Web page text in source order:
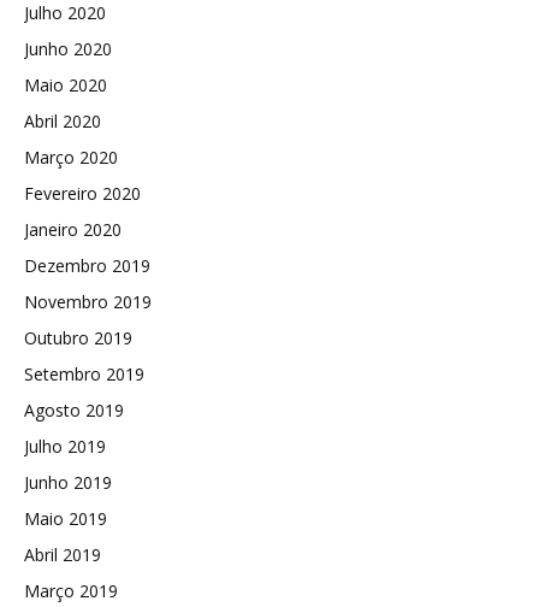
Julho 2020
Junho 2020
Maio 2020
Abril 2020
Março 2020
Fevereiro 2020
Janeiro 2020
Dezembro 2019
Novembro 2019
Outubro 2019
Setembro 2019
Agosto 2019
Julho 2019
Junho 2019
Maio 2019
Abril 2019
Março 2019